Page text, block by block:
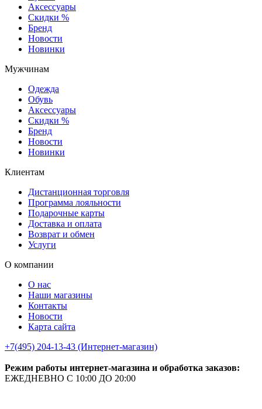
Аксессуары
Скидки %
Бренд
Новости
Новинки
Мужчинам
Одежда
Обувь
Аксессуары
Скидки %
Бренд
Новости
Новинки
Клиентам
Дистанционная торговля
Программа лояльности
Подарочные карты
Доставка и оплата
Возврат и обмен
Услуги
О компании
О нас
Наши магазины
Контакты
Новости
Карта сайта
+7(495) 204-13-43 (Интернет-магазин)
Режим работы интернет-магазина и обработка заказов:
ЕЖЕДНЕВНО С 10:00 ДО 20:00